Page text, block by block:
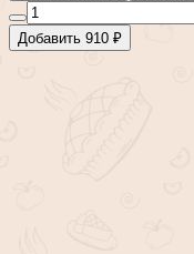
Добавить 910 ₽